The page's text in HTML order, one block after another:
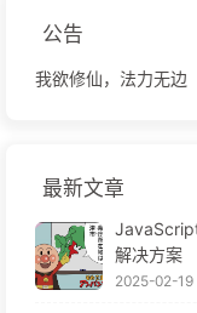
公告
我欲修仙，法力无边
最新文章
解决方案
2025-02-19